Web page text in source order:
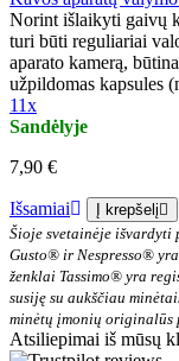
Norint išlaikyti gaivų
turi būti reguliariai
aparato kamerą,
užpildomas kapsules
11x
Sandėlyje
7,90 €
Išsamiai
Į krepšelį
Šioje svetainėje išvardyti
Gusto® ir Nespresso®
ženklai Tassimo® yra
susiję su aukščiau
minėtų įmonių originalūs
Atsiliepimai iš mūsų